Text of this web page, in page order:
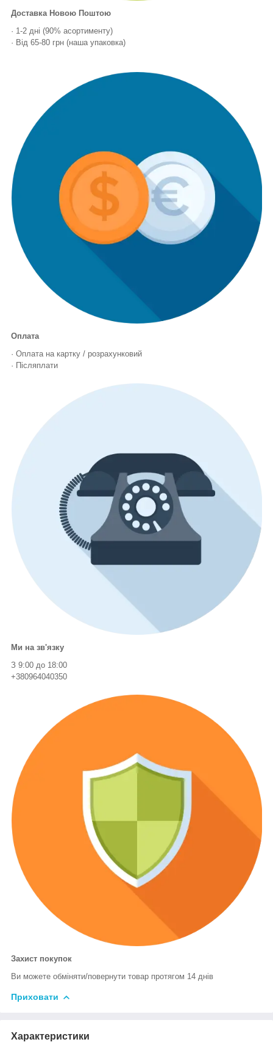
Доставка Новою Поштою
· 1-2 дні (90% асортименту)
· Від 65-80 грн (наша упаковка)
Оплата
· Оплата на картку / розрахунковий
· Післяплати
Ми на зв'язку
З 9:00 до 18:00
+380964040350
Захист покупок
Ви можете обміняти/повернути товар протягом 14 днів
Приховати
Характеристики